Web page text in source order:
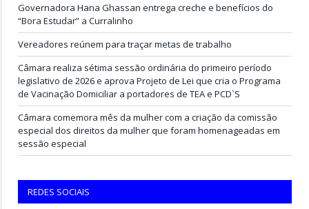
Governadora Hana Ghassan entrega creche e benefícios do
“Bora Estudar” a Curralinho
Vereadores reúnem para traçar metas de trabalho
Câmara realiza sétima sessão ordinária do primeiro período
legislativo de 2026 e aprova Projeto de Lei que cria o Programa
de Vacinação Domiciliar a portadores de TEA e PCD`S
Câmara comemora mês da mulher com a criação da comissão
especial dos direitos da mulher que foram homenageadas em
sessão especial
REDES SOCIAIS